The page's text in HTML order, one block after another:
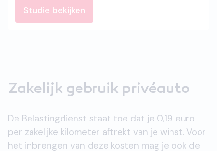
Studie bekijken
Zakelijk gebruik privéauto
De Belastingdienst staat toe dat je 0,19 euro
per zakelijke kilometer aftrekt van je winst. Voor
het inbrengen van deze kosten mag je ook de